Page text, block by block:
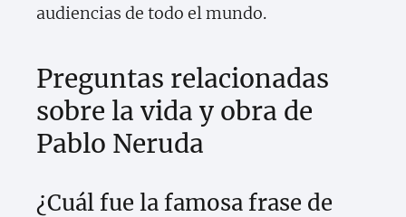
audiencias de todo el mundo.
Preguntas relacionadas
sobre la vida y obra de
Pablo Neruda
¿Cuál fue la famosa frase de